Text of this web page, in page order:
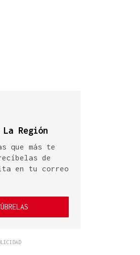
Región
que más te
de
en tu correo